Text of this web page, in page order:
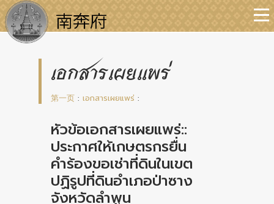
เอกสารเผยแพร่
第一页 : เอกสารเผยแพร่ :
หัวข้อเอกสารเผยแพร่::
ประกาศให้เกษตรกรยื่น
คำร้องขอเช่าที่ดินในเขต
ปฏิรูปที่ดินอำเภอป่าซาง
จังหวัดลำพูน